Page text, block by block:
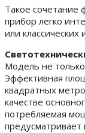
Такое сочетание
прибор легко
или классических
Модель не
Эффективная
квадратных
качестве
потребляемая
предусматривает